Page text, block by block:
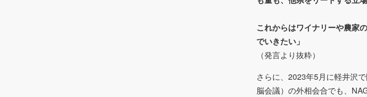
これからはワイナリーや農家
でいきたい」
（発言より抜粋）
さらに、2023年5月に軽井沢
脳会議） の外相会合でも、